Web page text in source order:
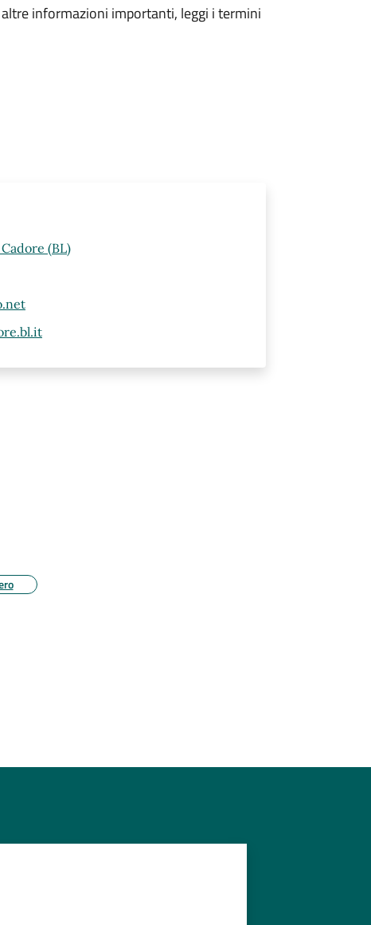
informazioni importanti, leggi i termini
(BL)